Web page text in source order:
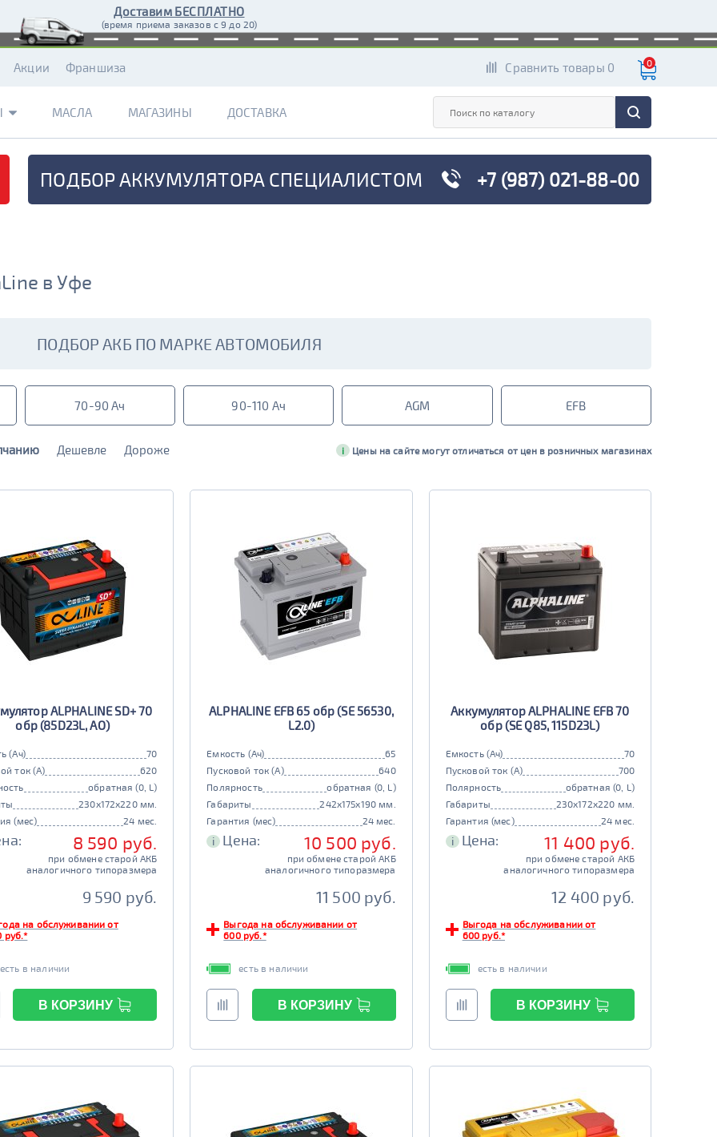
Доставим БЕСПЛАТНО
(время приема заказов с 9 до 20)
Акции Франшиза Сравнить товары 0 0
МАСЛА МАГАЗИНЫ ДОСТАВКА
ПОДБОР АККУМУЛЯТОРА СПЕЦИАЛИСТОМ +7 (987) 021-88-00
в Уфе
ПОДБОР АКБ ПО МАРКЕ АВТОМОБИЛЯ
70-90 Ач 90-110 Ач AGM EFB
Дешевле Дороже i Цены на сайте могут отличаться от цен в розничных магазинах
ALPHALINE SD+ 70
обр (85D23L, AO)
(Ач)
70
ток (А)
620
обратная (0, L)
230x172x220 мм.
(мес)
24 мес.
8 590 руб.
при обмене старой АКБ
аналогичного типоразмера
9 590 руб.
на обслуживании от
руб.*
есть в наличии
В КОРЗИНУ
ALPHALINE EFB 65 обр (SE 56530,
L2.0)
Емкость (Ач)
65
Пусковой ток (А)
640
Полярность
обратная (0, L)
Габариты
242x175x190 мм.
Гарантия (мес)
24 мес.
i Цена: 10 500 руб.
при обмене старой АКБ
аналогичного типоразмера
11 500 руб.
Выгода на обслуживании от
600 руб.*
есть в наличии
В КОРЗИНУ
Аккумулятор ALPHALINE EFB 70
обр (SE Q85, 115D23L)
Емкость (Ач)
70
Пусковой ток (А)
700
Полярность
обратная (0, L)
Габариты
230x172x220 мм.
Гарантия (мес)
24 мес.
i Цена: 11 400 руб.
при обмене старой АКБ
аналогичного типоразмера
12 400 руб.
Выгода на обслуживании от
600 руб.*
есть в наличии
В КОРЗИНУ